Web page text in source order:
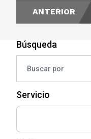
Búsqueda
Servicio
ANTERIOR